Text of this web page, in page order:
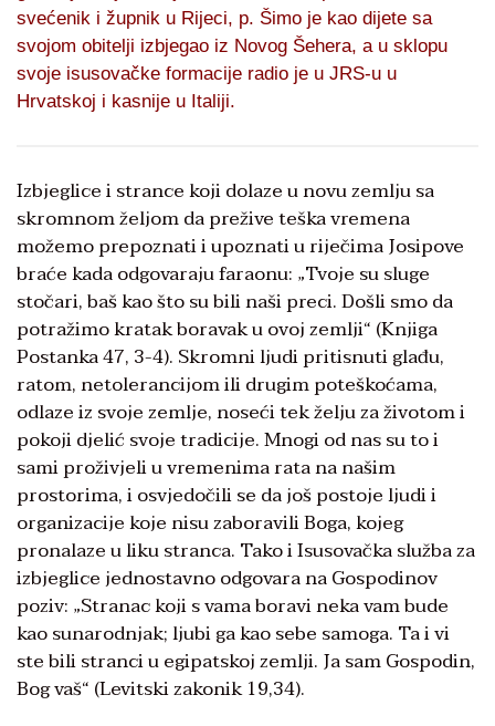
svećenik i župnik u Rijeci, p. Šimo je kao dijete sa
svojom obitelji izbjegao iz Novog Šehera, a u sklopu
svoje isusovačke formacije radio je u JRS-u u
Hrvatskoj i kasnije u Italiji.
Izbjeglice i strance koji dolaze u novu zemlju sa
skromnom željom da prežive teška vremena
možemo prepoznati i upoznati u riječima Josipove
braće kada odgovaraju faraonu: „Tvoje su sluge
stočari, baš kao što su bili naši preci. Došli smo da
potražimo kratak boravak u ovoj zemlji“ (Knjiga
Postanka 47, 3-4). Skromni ljudi pritisnuti glađu,
ratom, netolerancijom ili drugim poteškoćama,
odlaze iz svoje zemlje, noseći tek želju za životom i
pokoji djelić svoje tradicije. Mnogi od nas su to i
sami proživjeli u vremenima rata na našim
prostorima, i osvjedočili se da još postoje ljudi i
organizacije koje nisu zaboravili Boga, kojeg
pronalaze u liku stranca. Tako i Isusovačka služba za
izbjeglice jednostavno odgovara na Gospodinov
poziv: „Stranac koji s vama boravi neka vam bude
kao sunarodnjak; ljubi ga kao sebe samoga. Ta i vi
ste bili stranci u egipatskoj zemlji. Ja sam Gospodin,
Bog vaš“ (Levitski zakonik 19,34).